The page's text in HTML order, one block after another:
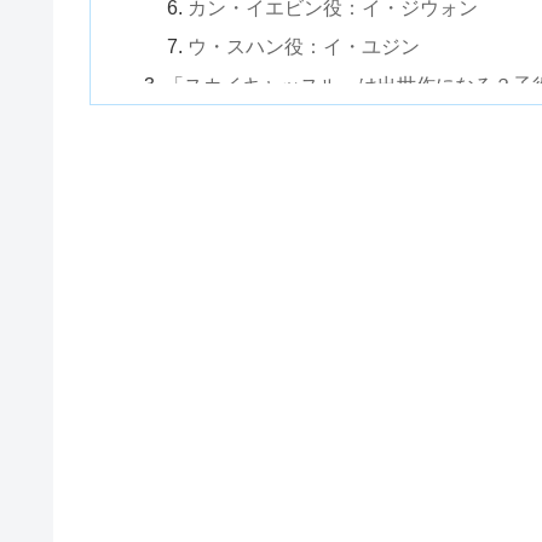
カン・イエビン役：イ・ジウォン
ウ・スハン役：イ・ユジン
「スカイキャッスル」は出世作になる？